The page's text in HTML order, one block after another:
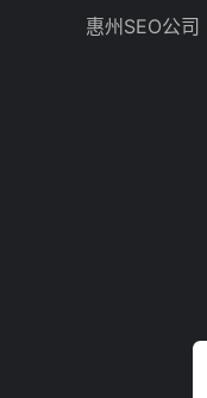
惠州SEO公司